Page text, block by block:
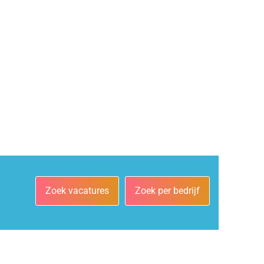
Zoek vacatures Zoek per bedrijf